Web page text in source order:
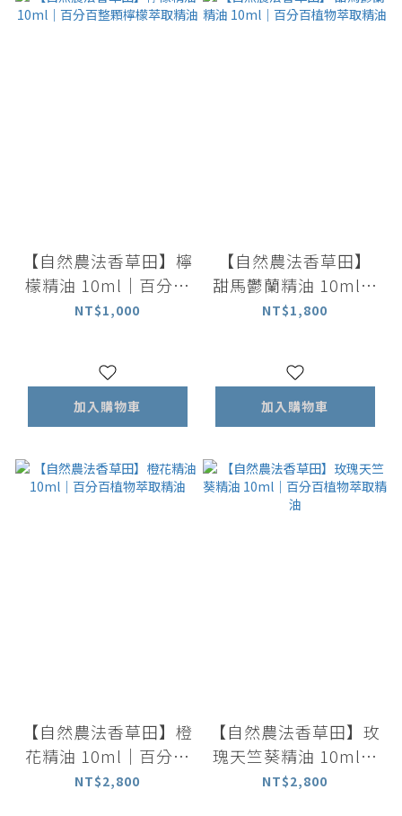
【自然農法香草田】檸
檬精油 10ml｜百分百
整顆檸檬萃取精油
NT$1,000
加入購物車
【自然農法香草田】
甜馬鬱蘭精油 10ml｜
百分百植物萃取精油
NT$1,800
加入購物車
【自然農法香草田】橙
花精油 10ml｜百分百
植物萃取精油
NT$2,800
【自然農法香草田】玫
瑰天竺葵精油 10ml｜
百分百植物萃取精油
NT$2,800